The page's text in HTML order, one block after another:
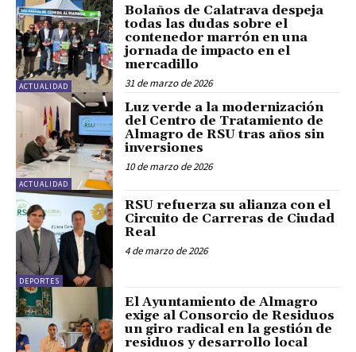
ACTUALIDAD
Bolaños de Calatrava despeja
todas las dudas sobre el
contenedor marrón en una
jornada de impacto en el
mercadillo
31 de marzo de 2026
ACTUALIDAD
Luz verde a la modernización
del Centro de Tratamiento de
Almagro de RSU tras años sin
inversiones
10 de marzo de 2026
DEPORTES
RSU refuerza su alianza con el
Circuito de Carreras de Ciudad
Real
4 de marzo de 2026
El Ayuntamiento de Almagro
exige al Consorcio de Residuos
un giro radical en la gestión de
residuos y desarrollo local